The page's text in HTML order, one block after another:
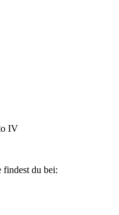
IV
findest du bei: